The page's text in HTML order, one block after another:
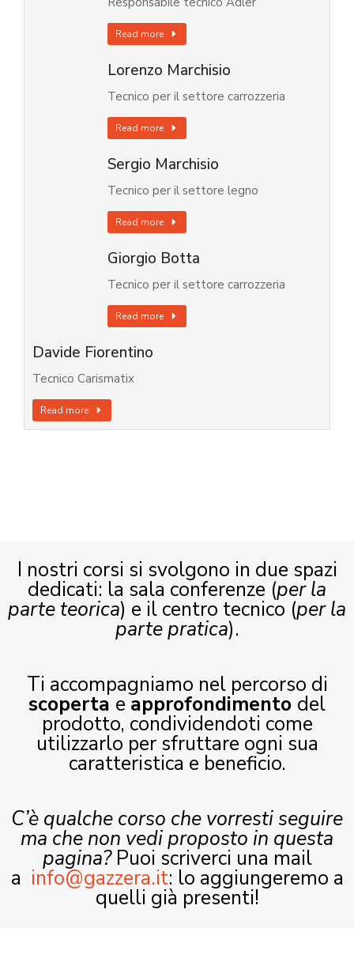
Read more
Lorenzo Marchisio
Tecnico per il settore carrozzeria
Read more
Sergio Marchisio
Tecnico per il settore legno
Read more
Giorgio Botta
Tecnico per il settore carrozzeria
Read more
Davide Fiorentino
Tecnico Carismatix
Read more
I nostri corsi si svolgono in due spazi
dedicati: la sala conferenze (per la
parte teorica) e il centro tecnico (per la
parte pratica).
Ti accompagniamo nel percorso di
scoperta e approfondimento del
prodotto, condividendoti come
utilizzarlo per sfruttare ogni sua
caratteristica e beneficio.
C’è qualche corso che vorresti seguire
ma che non vedi proposto in questa
pagina?Puoi scriverci una mail
a info@gazzera.it: lo aggiungeremo a
quelli già presenti!